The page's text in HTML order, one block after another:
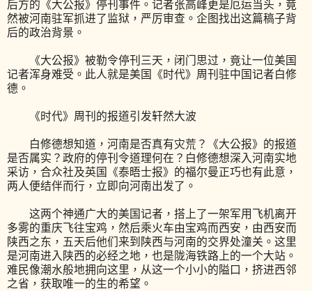
后方的《大公报》停刊事件。记者张高峰更是厄运当头，竟
然被河南驻军抓进了监狱，严厉审查。企图找出这篇稿子背
后的政治背景。
《大公报》被勒令停刊三天，闭门思过，竟让一位美国
记者浑身难受。此人就是美国《时代》周刊驻中国记者白修
德。
《时代》周刊的报道引发轩然大波
白修德想知道，河南是否真有灾荒？《大公报》的报道
是否属实？政府的停刊令道理何在？白修德想深入河南实地
采访，合众社及英国《泰晤士报》的福尔曼正巧也有此意，
两人便结伴而行，立即向河南出发了。
这两个神通广大的美国记者，搭上了一架军用飞机离开
多雾的重庆飞往宝鸡，然后乘火车由宝鸡而西安，由西安而
陕西之东，五天后他们来到陕西与河南的交界处潼关。这里
是河南进入陕西的必经之地，也是陇海铁路上的一个大站。
难民像潮水般地拥向这里，从这一个小小的隘口，挤进西邻
之省，获取唯一的生的希望。